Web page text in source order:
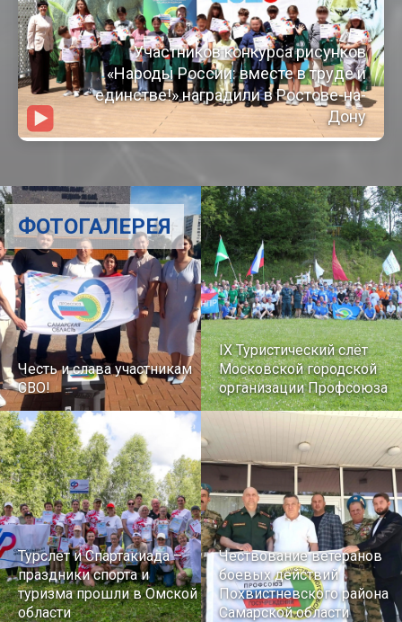
Участников конкурса рисунков
«Народы России: вместе в труде и
единстве!» наградили в Ростове-на-
Дону
Честь и слава участникам
СВО!
IX Туристический слёт
Московской городской
организации Профсоюза
Турслет и Спартакиада –
праздники спорта и
туризма прошли в Омской
области
Чествование ветеранов
боевых действий
Похвистневского района
Самарской области
ФОТОГАЛЕРЕЯ